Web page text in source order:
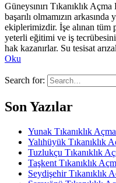
Güneysınırı Tıkanıklık
başarılı olmamızın
ekiplerimizdir. İşe alınan tüm
yeterli eğitimi ve iş
hak kazanırlar. Su tesisat
Oku
Search for:
Son Yazılar
Yunak Tıkanıklık
Yalıhüyük Tıkanıklık
Tuzlukçu Tıkanıklık
Taşkent Tıkanıklık
Seydişehir Tıkanıklık